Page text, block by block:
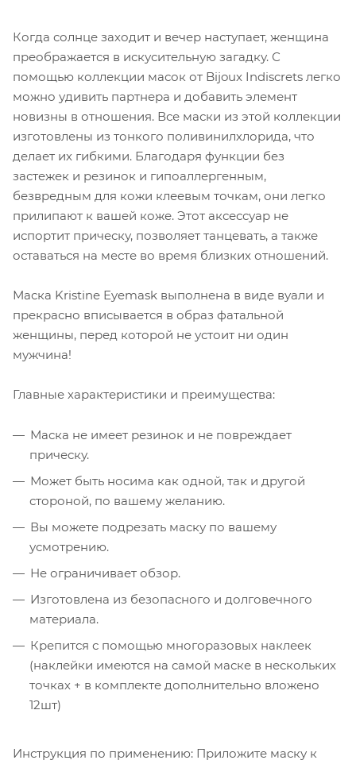
Когда солнце заходит и вечер наступает, женщина
преображается в искусительную загадку. С
помощью коллекции масок от Bijoux Indiscrets легко
можно удивить партнера и добавить элемент
новизны в отношения. Все маски из этой коллекции
изготовлены из тонкого поливинилхлорида, что
делает их гибкими. Благодаря функции без
застежек и резинок и гипоаллергенным,
безвредным для кожи клеевым точкам, они легко
прилипают к вашей коже. Этот аксессуар не
испортит прическу, позволяет танцевать, а также
оставаться на месте во время близких отношений.
Маска Kristine Eyemask выполнена в виде вуали и
прекрасно вписывается в образ фатальной
женщины, перед которой не устоит ни один
мужчина!
Главные характеристики и преимущества:
Маска не имеет резинок и не повреждает
прическу.
Может быть носима как одной, так и другой
стороной, по вашему желанию.
Вы можете подрезать маску по вашему
усмотрению.
Не ограничивает обзор.
Изготовлена из безопасного и долговечного
материала.
Крепится с помощью многоразовых наклеек
(наклейки имеются на самой маске в нескольких
точках + в комплекте дополнительно вложено
12шт)
Инструкция по применению: Приложите маску к